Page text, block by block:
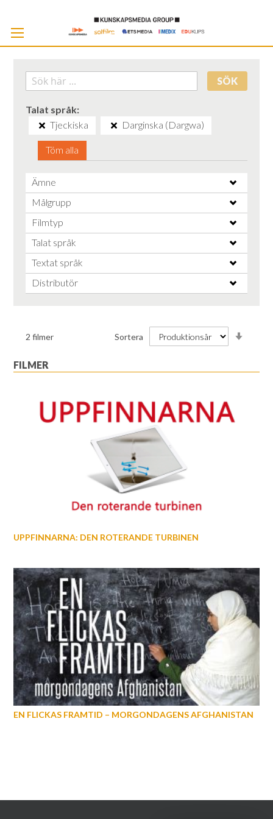
SÖK
Talat språk
Tjeckiska
Darginska (Dargwa)
Töm alla
Ämne
Målgrupp
Filmtyp
Talat språk
Textat språk
Distributör
2 filmer Sortera
FILMER
UPPFINNARNA: DEN ROTERANDE TURBINEN
EN FLICKAS FRAMTID – MORGONDAGENS AFGHANISTAN